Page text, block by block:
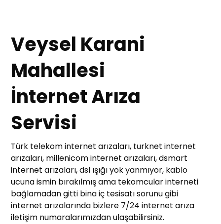
Veysel Karani
Mahallesi
İnternet Arıza
Servisi
Türk telekom internet arızaları, turknet internet
arızaları, millenicom internet arızaları, dsmart
internet arızaları, dsl ışığı yok yanmıyor, kablo
ucuna ismin bırakılmış ama tekomcular interneti
bağlamadan gitti bina iç tesisatı sorunu gibi
internet arızalarında bizlere 7/24 internet arıza
iletişim numaralarımızdan ulaşabilirsiniz.